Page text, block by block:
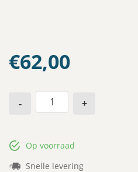
€62,00
- +
Op voorraad
Snelle levering